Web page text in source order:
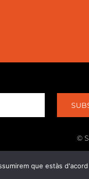
©
que estàs d'acord